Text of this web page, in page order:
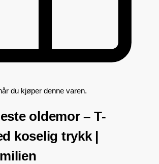
du kjøper denne varen.
oldemor – T-
koselig trykk |